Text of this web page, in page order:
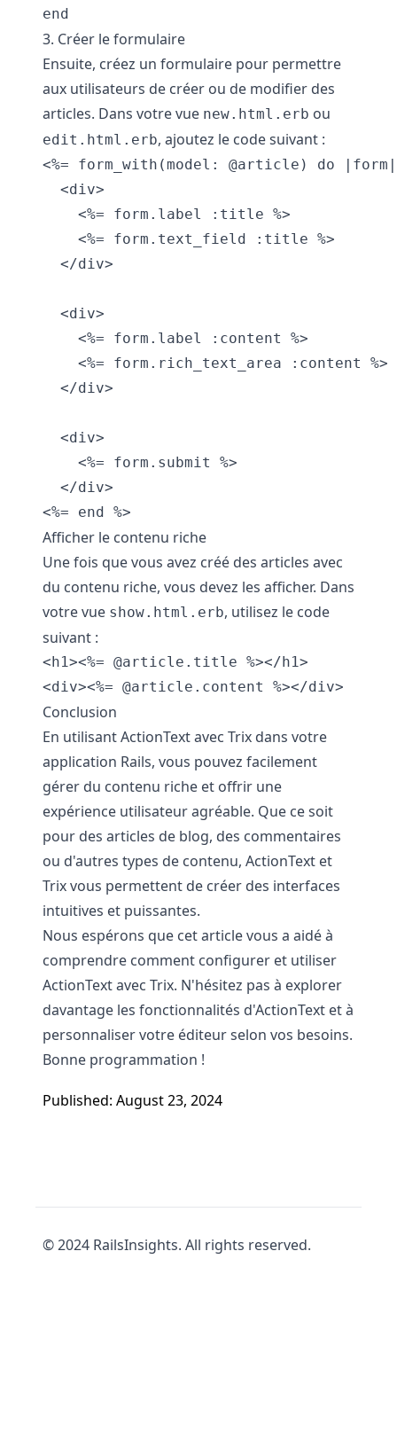
end
3. Créer le formulaire
Ensuite, créez un formulaire pour permettre
aux utilisateurs de créer ou de modifier des
articles. Dans votre vue new.html.erb ou
edit.html.erb, ajoutez le code suivant :
<%= form_with(model: @article) do |form|
  <div>
    <%= form.label :title %>
    <%= form.text_field :title %>
  </div>
  <div>
    <%= form.label :content %>
    <%= form.rich_text_area :content %>
  </div>
  <div>
    <%= form.submit %>
  </div>
<%= end %>
Afficher le contenu riche
Une fois que vous avez créé des articles avec
du contenu riche, vous devez les afficher. Dans
votre vue show.html.erb, utilisez le code
suivant :
<h1><%= @article.title %></h1>
<div><%= @article.content %></div>
Conclusion
En utilisant ActionText avec Trix dans votre
application Rails, vous pouvez facilement
gérer du contenu riche et offrir une
expérience utilisateur agréable. Que ce soit
pour des articles de blog, des commentaires
ou d'autres types de contenu, ActionText et
Trix vous permettent de créer des interfaces
intuitives et puissantes.
Nous espérons que cet article vous a aidé à
comprendre comment configurer et utiliser
ActionText avec Trix. N'hésitez pas à explorer
davantage les fonctionnalités d'ActionText et à
personnaliser votre éditeur selon vos besoins.
Bonne programmation !
Published: August 23, 2024
© 2024 RailsInsights. All rights reserved.